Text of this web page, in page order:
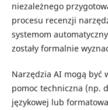
niezależnego
procesu recenzji
systemom
zostały formalnie
Narzędzia AI mogą być
pomoc techniczna (np.
językowej lub